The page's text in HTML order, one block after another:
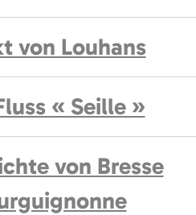
von Louhans
« Seille »
von Bresse